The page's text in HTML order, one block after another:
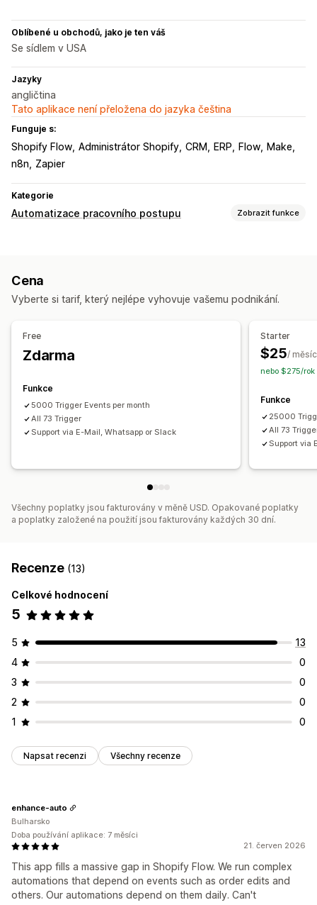
Oblíbené u obchodů, jako je ten váš
Se sídlem v USA
Jazyky
angličtina
Tato aplikace není přeložena do jazyka čeština
Funguje s:
Shopify Flow Administrátor Shopify CRM ERP Flow
Make
n8n
Zapier
Kategorie
Automatizace pracovního postupu Zobrazit funkce
Stav platby
Zpracování objednávek
Cena
Vyberte si tarif, který nejlépe vyhovuje vašemu podnikání.
Free
Zdarma
Funkce
5000 Trigger Events per month
All 73 Trigger
Support via E-Mail, Whatsapp or Slack
Starter
$25/ měsíc
nebo $275/rok
Funkce
25000
All 73
Support via
Všechny poplatky jsou fakturovány v měně USD. Opakované poplatky
a poplatky založené na použití jsou fakturovány každých 30 dní.
Recenze (13)
Celkové hodnocení
5
5
13
4
0
3
0
2
0
1
0
Napsat recenzi Všechny recenze
21. červen 2026
This app fills a massive gap in Shopify Flow. We run complex
automations that depend on events such as order edits and
others. Our automations depend on them daily. Can't
enhance-auto
Bulharsko
Doba používání aplikace: 7 měsíci